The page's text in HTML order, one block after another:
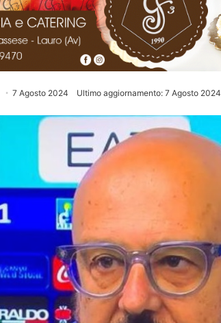
7 Agosto 2024 Ultimo aggiornamento: 7 Agosto 2024